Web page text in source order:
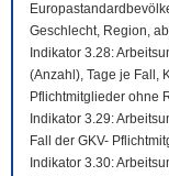
Geschlecht, Region,
Indikator 3.28:
(Anzahl), Tage je Fall,
Pflichtmitglieder ohne
Indikator 3.29:
Fall der GKV-
Indikator 3.30: